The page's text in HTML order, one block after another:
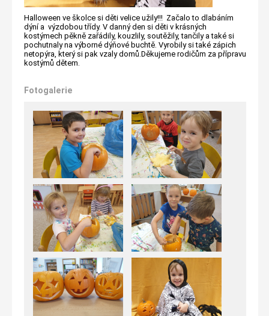
Halloween ve školce si děti velice užily!!! Začalo to dlabáním
dýní a výzdobou třídy. V danný den si děti v krásných
kostýmech pěkně zařádily, kouzlily, soutěžily, tančily a také si
pochutnaly na výborné dýňové buchtě. Vyrobily si také zápich
netopýra, který si pak vzaly domů.Děkujeme rodičům za přípravu
kostýmů dětem.
Fotogalerie